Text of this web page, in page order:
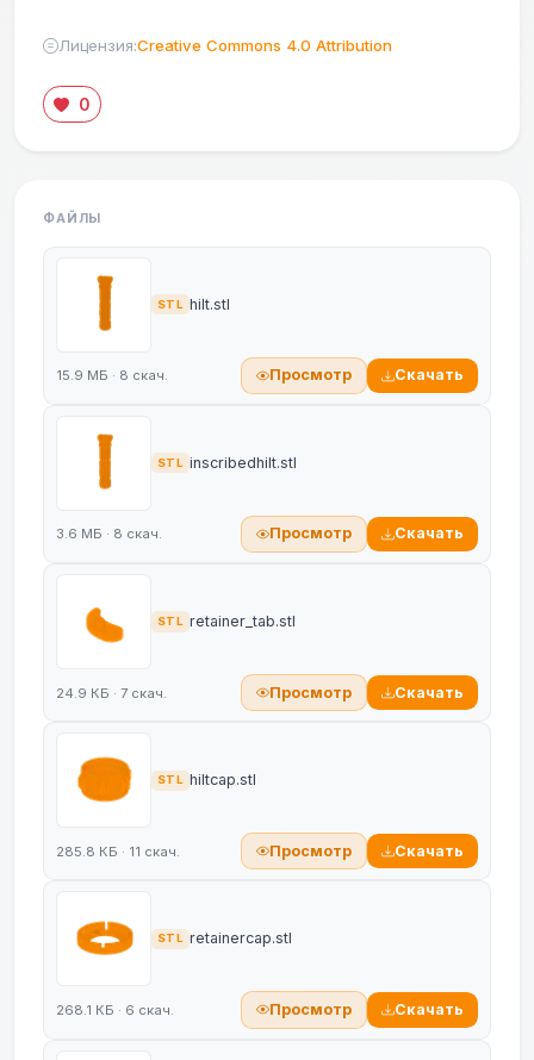
Лицензия:Creative Commons 4.0 Attribution
0
ФАЙЛЫ
STL hilt.stl
15.9 МБ · 8 скач. Просмотр Скачать
STL inscribedhilt.stl
3.6 МБ · 8 скач. Просмотр Скачать
STL retainer_tab.stl
24.9 КБ · 7 скач. Просмотр Скачать
STL hiltcap.stl
285.8 КБ · 11 скач. Просмотр Скачать
STL retainercap.stl
268.1 КБ · 6 скач. Просмотр Скачать